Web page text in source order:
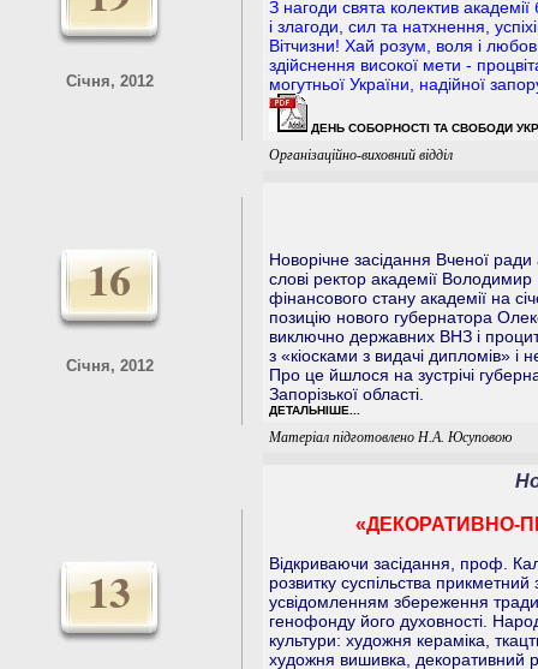
Січня, 2012
З нагоди свята колектив
і злагоди, сил та натхнення,
Вітчизни! Хай розум, воля і
здійснення високої мети -
могутньої України, надійної
ДЕНЬ СОБОРНОСТІ ТА СВОБОДИ
Організаційно-виховний відділ
16
Січня, 2012
Новорічне засідання Вченої
слові ректор академії Володимир
фінансового стану академії на
позицію нового губернатора
виключно державних ВНЗ і
з «кіосками з видачі дипломів»
Про це йшлося на зустрічі
Запорізької області.
ДЕТАЛЬНІШЕ...
Матеріал підготовлено Н.А. Юсуповою
13
«ДЕКОРАТИВНО-
Відкриваючи засідання, проф.
розвитку суспільства
усвідомленням збереження
генофонду його духовності.
культури: художня кераміка,
художня вишивка, декоративний